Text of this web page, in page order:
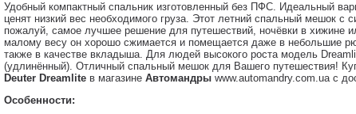
Удобный компактный спальник изготовленный без ПФС. Идеальный
ценят низкий вес необходимого груза. Этот летний спальный мешок с
пожалуй, самое лучшее решение для путешествий, ночёвки в хижине
малому весу он хорошо сжимается и помещается даже в небольшие
также в качестве вкладыша. Для людей высокого роста модель
(удлинённый). Отличный спальный мешок для Вашего путешествия!
Deuter Dreamlite в магазине Автомандры www.automandry.com.ua с
Особенности: